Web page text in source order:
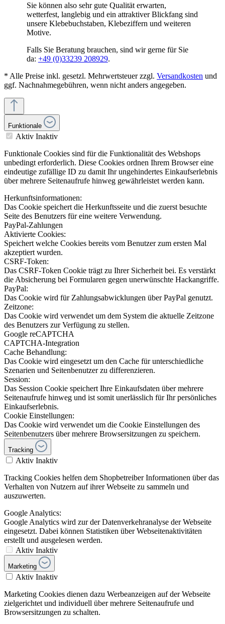
Sie können also sehr gute Qualität erwarten,
wetterfest, langlebig und ein attraktiver Blickfang sind
unsere Klebebuchstaben, Klebeziffern und weiteren
Motive.
Falls Sie Beratung brauchen, sind wir gerne für Sie
da: +49 (0)33239 208929.
* Alle Preise inkl. gesetzl. Mehrwertsteuer zzgl. Versandkosten und
ggf. Nachnahmegebühren, wenn nicht anders angegeben.
Funktionale
Aktiv Inaktiv
Funktionale Cookies sind für die Funktionalität des Webshops
unbedingt erforderlich. Diese Cookies ordnen Ihrem Browser eine
eindeutige zufällige ID zu damit Ihr ungehindertes Einkaufserlebnis
über mehrere Seitenaufrufe hinweg gewährleistet werden kann.
Herkunftsinformationen:
Das Cookie speichert die Herkunftsseite und die zuerst besuchte
Seite des Benutzers für eine weitere Verwendung.
PayPal-Zahlungen
Aktivierte Cookies:
Speichert welche Cookies bereits vom Benutzer zum ersten Mal
akzeptiert wurden.
CSRF-Token:
Das CSRF-Token Cookie trägt zu Ihrer Sicherheit bei. Es verstärkt
die Absicherung bei Formularen gegen unerwünschte Hackangriffe.
PayPal:
Das Cookie wird für Zahlungsabwicklungen über PayPal genutzt.
Zeitzone:
Das Cookie wird verwendet um dem System die aktuelle Zeitzone
des Benutzers zur Verfügung zu stellen.
Google reCAPTCHA
CAPTCHA-Integration
Cache Behandlung:
Das Cookie wird eingesetzt um den Cache für unterschiedliche
Szenarien und Seitenbenutzer zu differenzieren.
Session:
Das Session Cookie speichert Ihre Einkaufsdaten über mehrere
Seitenaufrufe hinweg und ist somit unerlässlich für Ihr persönliches
Einkaufserlebnis.
Cookie Einstellungen:
Das Cookie wird verwendet um die Cookie Einstellungen des
Seitenbenutzers über mehrere Browsersitzungen zu speichern.
Tracking
Aktiv Inaktiv
Tracking Cookies helfen dem Shopbetreiber Informationen über das
Verhalten von Nutzern auf ihrer Webseite zu sammeln und
auszuwerten.
Google Analytics:
Google Analytics wird zur der Datenverkehranalyse der Webseite
eingesetzt. Dabei können Statistiken über Webseitenaktivitäten
erstellt und ausgelesen werden.
Aktiv Inaktiv
Marketing
Aktiv Inaktiv
Marketing Cookies dienen dazu Werbeanzeigen auf der Webseite
zielgerichtet und individuell über mehrere Seitenaufrufe und
Browsersitzungen zu schalten.